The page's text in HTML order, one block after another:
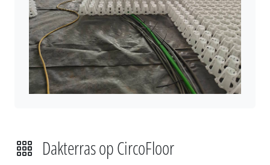
Dakterras op CircoFloor